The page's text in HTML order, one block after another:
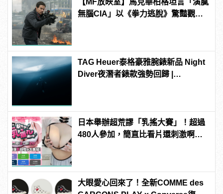
無腦CIA」以《拳力逃脫》驚豔觀眾
TAG Heuer泰格豪雅腕錶新品 Night
Diver夜潛者錶款強勢回歸 |
日本舉辦超荒謬「乳搖大賽」！超過
480人參加，簡直比看片還刺激啊！ |
大眼愛心回來了！全新COMME des